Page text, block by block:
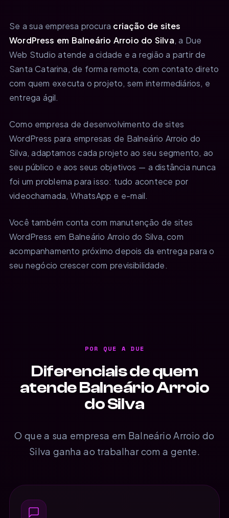
Se a sua empresa procura criação de sites
WordPress em Balneário Arroio do Silva, a Due
Web Studio atende a cidade e a região a partir de
Santa Catarina, de forma remota, com contato direto
com quem executa o projeto, sem intermediários, e
entrega ágil.
Como empresa de desenvolvimento de sites
WordPress para empresas de Balneário Arroio do
Silva, adaptamos cada projeto ao seu segmento, ao
seu público e aos seus objetivos — a distância nunca
foi um problema para isso: tudo acontece por
videochamada, WhatsApp e e-mail.
Você também conta com manutenção de sites
WordPress em Balneário Arroio do Silva, com
acompanhamento próximo depois da entrega para o
seu negócio crescer com previsibilidade.
POR QUE A DUE
Diferenciais de quem
atende Balneário Arroio
do Silva
O que a sua empresa em Balneário Arroio do
Silva ganha ao trabalhar com a gente.